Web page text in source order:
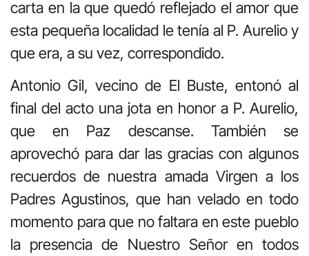
carta en la que quedó reflejado el amor que
esta pequeña localidad le tenía al P. Aurelio y
que era, a su vez, correspondido.
Antonio Gil, vecino de El Buste, entonó al
final del acto una jota en honor a P. Aurelio,
que en Paz descanse. También se
aprovechó para dar las gracias con algunos
recuerdos de nuestra amada Virgen a los
Padres Agustinos, que han velado en todo
momento para que no faltara en este pueblo
la presencia de Nuestro Señor en todos